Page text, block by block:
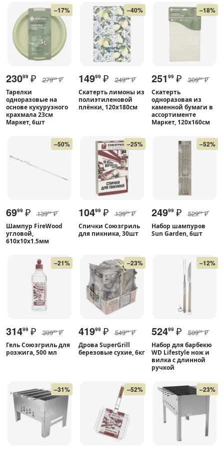
–17%
23099 ₽ 27999 ₽
Тарелки
одноразовые на
основе кукурузного
крахмала 23см
Маркет, 6шт
–40%
14999 ₽ 24999 ₽
Скатерть лимоны из
полиэтиленовой
плёнки, 120х180см
–18%
251 99 ₽ 30999 ₽
Скатерть
одноразовая из
каменной бумаги в
ассортименте
Маркет, 120х160см
–50%
6999 ₽ 13999 ₽
Шампур FireWood
угловой,
610х10х1.5мм
–25%
10499 ₽ 13999 ₽
Спички Союзгриль
для пикника, 30шт
–52%
24999 ₽ 52999 ₽
Набор шампуров
Sun Garden, 6шт
–21%
31499 ₽ 39999 ₽
Гель Союзгриль для
розжига, 500 мл
–23%
41999 ₽ 54999 ₽
Дрова SuperGrill
березовые сухие, 6кг
–12%
52499 ₽ 59900 ₽
Набор для барбекю
WD Lifestyle нож и
вилка с длинной
ручкой
–31% –52% –23%